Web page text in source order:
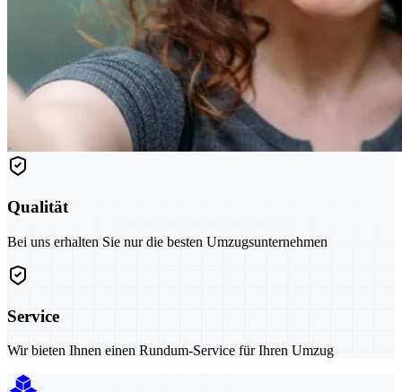
Qualität
Bei uns erhalten Sie nur die besten Umzugsunternehmen
Service
Wir bieten Ihnen einen Rundum-Service für Ihren Umzug